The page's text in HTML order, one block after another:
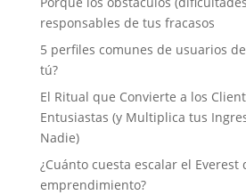
responsables de tus fracasos
5 perfiles comunes de usuarios
tú?
El Ritual que Convierte a los
Entusiastas (y Multiplica tus
Nadie)
¿Cuánto cuesta escalar el Everest
emprendimiento?